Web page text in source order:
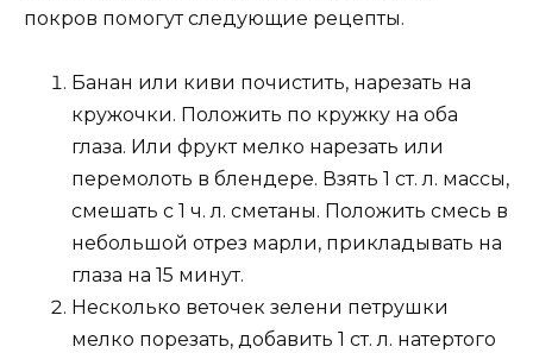
покров помогут следующие рецепты.
Банан или киви почистить, нарезать на
кружочки. Положить по кружку на оба
глаза. Или фрукт мелко нарезать или
перемолоть в блендере. Взять 1 ст. л. массы,
смешать с 1 ч. л. сметаны. Положить смесь в
небольшой отрез марли, прикладывать на
глаза на 15 минут.
Несколько веточек зелени петрушки
мелко порезать, добавить 1 ст. л. натертого